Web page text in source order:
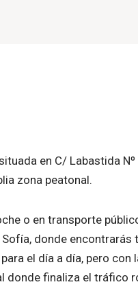
en C/ Labastida
zona peatonal.
o en transporte
donde encontrarás
el día a día, pero con
donde finaliza el tráfico